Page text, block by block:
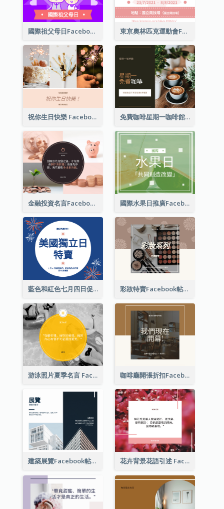
國際祖父母日Facebook帖子 東京奧林匹克運動會Facebook帖子
祝你生日快樂 Facebook 帖子 免費咖啡星期一咖啡館 Facebook 帖子
金融投資名言Facebook帖子 國際水果日推廣Facebook帖子
藍色和紅色七月四日促銷 Facebook 帖子 彩妝特賣Facebook帖子
游泳照片夏季名言 Facebook 帖子 咖啡廳開張折扣Facebook帖子
建築展覽Facebook帖子 花卉背景花語引述 Facebook 帖子